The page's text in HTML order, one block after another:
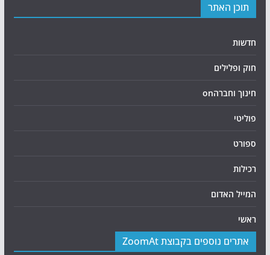
תוכן האתר
חדשות
חוק ופלילים
חינוך וחברהon
פוליטי
ספורט
רכילות
המייל האדום
ראשי
אתרים נוספים בקבוצת ZoomAt